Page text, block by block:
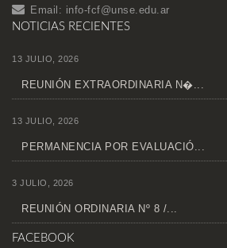
Email: info-fcf@unse.edu.ar
NOTICIAS RECIENTES
13 JULIO, 2026
REUNIÓN EXTRAORDINARIA N�...
13 JULIO, 2026
PERMANENCIA POR EVALUACIÓ...
3 JULIO, 2026
REUNIÓN ORDINARIA Nº 8 /...
FACEBOOK